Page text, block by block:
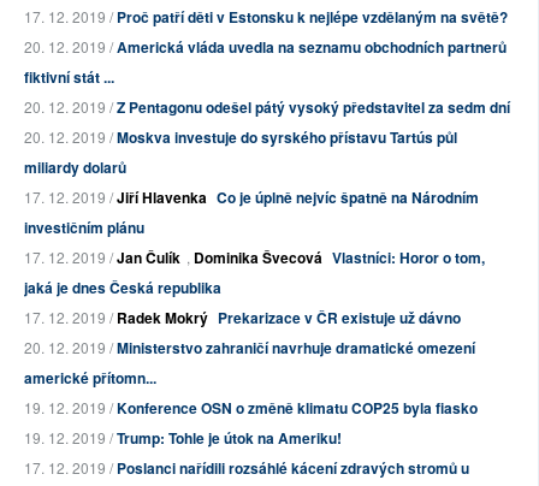
17. 12. 2019 /Proč patří děti v Estonsku k nejlépe vzdělaným na světě?
20. 12. 2019 /Americká vláda uvedla na seznamu obchodních partnerů
fiktivní stát ...
20. 12. 2019 /Z Pentagonu odešel pátý vysoký představitel za sedm dní
20. 12. 2019 /Moskva investuje do syrského přístavu Tartús půl
miliardy dolarů
17. 12. 2019 /Jiří Hlavenka Co je úplně nejvíc špatně na Národním
investičním plánu
17. 12. 2019 /Jan Čulík , Dominika Švecová Vlastníci: Horor o tom,
jaká je dnes Česká republika
17. 12. 2019 /Radek Mokrý Prekarizace v ČR existuje už dávno
20. 12. 2019 /Ministerstvo zahraničí navrhuje dramatické omezení
americké přítomn...
19. 12. 2019 /Konference OSN o změně klimatu COP25 byla fiasko
19. 12. 2019 /Trump: Tohle je útok na Ameriku!
17. 12. 2019 /Poslanci nařídili rozsáhlé kácení zdravých stromů u